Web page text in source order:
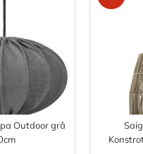
Outdoor grå